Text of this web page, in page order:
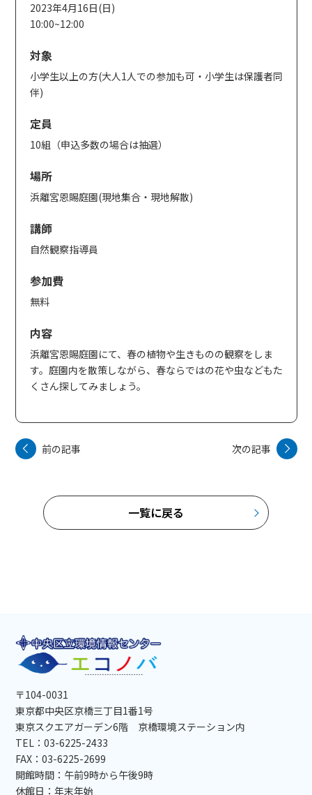
2023年4月16日(日)
10:00~12:00
対象
小学生以上の方(大人1人での参加も可・小学生は保護者同
伴)
定員
10組（申込多数の場合は抽選）
場所
浜離宮恩賜庭園(現地集合・現地解散)
講師
自然観察指導員
参加費
無料
内容
浜離宮恩賜庭園にて、春の植物や生きものの観察をしま
す。庭園内を散策しながら、春ならではの花や虫などもた
くさん探してみましょう。
前の記事 次の記事
一覧に戻る
〒104-0031
東京都中央区京橋三丁目1番1号
東京スクエアガーデン6階 京橋環境ステーション内
TEL：03-6225-2433
FAX：03-6225-2699
開館時間：午前9時から午後9時
休館日：年末年始